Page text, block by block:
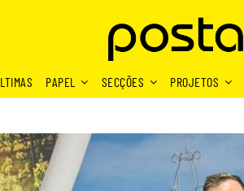
PAPEL SECÇÕES PROJETOS